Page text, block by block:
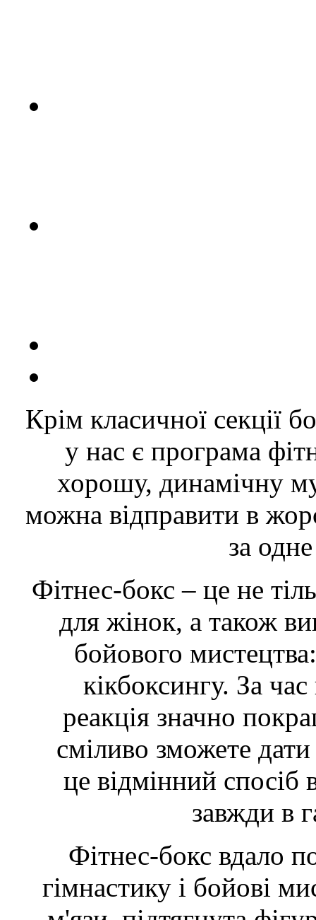
Крім класичної секції
у нас є програма
хорошу, динамічну
можна відправити в
за
Фітнес-бокс – це не
для жінок, а також
бойового
кікбоксингу. За час
реакція значно
сміливо зможете
це відмінний спосіб
завжди в
Фітнес-бокс вдало
гімнастику і бойові